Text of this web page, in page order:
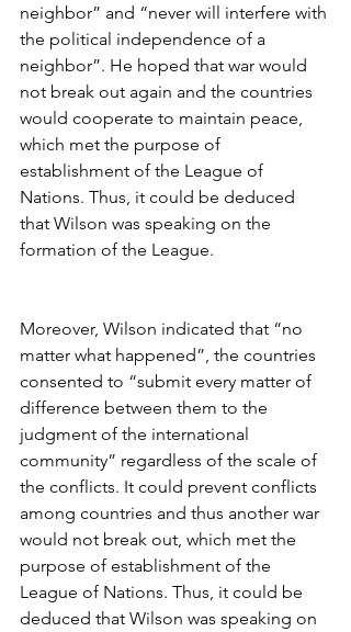
neighbor” and “never will interfere with
the political independence of a
neighbor”. He hoped that war would
not break out again and the countries
would cooperate to maintain peace,
which met the purpose of
establishment of the League of
Nations. Thus, it could be deduced
that Wilson was speaking on the
formation of the League.
Moreover, Wilson indicated that “no
matter what happened”, the countries
consented to “submit every matter of
difference between them to the
judgment of the international
community” regardless of the scale of
the conflicts. It could prevent conflicts
among countries and thus another war
would not break out, which met the
purpose of establishment of the
League of Nations. Thus, it could be
deduced that Wilson was speaking on